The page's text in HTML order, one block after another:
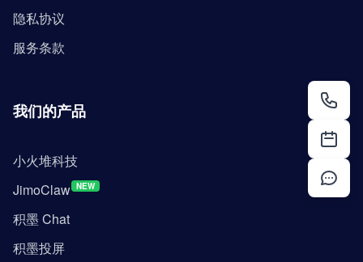
隐私协议
服务条款
我们的产品
小火堆科技
JimoClaw NEW
积墨 Chat
积墨投屏